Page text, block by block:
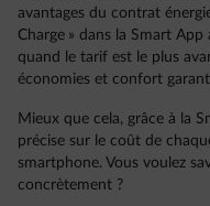
avantages du contrat
Charge » dans la Smart
quand le tarif est le plus
économies et confort
Mieux que cela, grâce à la
précise sur le coût de
smartphone. Vous voulez
concrètement ?